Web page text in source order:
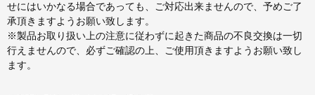
せにはいかなる場合であっても、ご対応出来ませんので、予めご了
承頂きますようお願い致します。
※製品お取り扱い上の注意に従わずに起きた商品の不良交換は一切
行えませんので、必ずご確認の上、ご使用頂きますようお願い致し
ます。